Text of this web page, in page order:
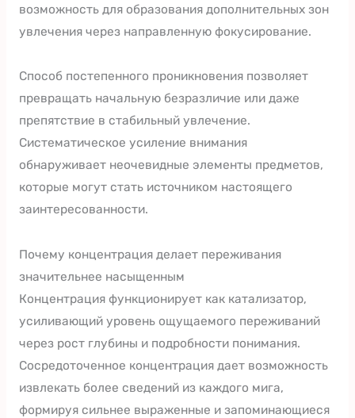
возможность для образования дополнительных зон
увлечения через направленную фокусирование.
Способ постепенного проникновения позволяет
превращать начальную безразличие или даже
препятствие в стабильный увлечение.
Систематическое усиление внимания
обнаруживает неочевидные элементы предметов,
которые могут стать источником настоящего
заинтересованности.
Почему концентрация делает переживания
значительнее насыщенным
Концентрация функционирует как катализатор,
усиливающий уровень ощущаемого переживаний
через рост глубины и подробности понимания.
Сосредоточенное концентрация дает возможность
извлекать более сведений из каждого мига,
формируя сильнее выраженные и запоминающиеся